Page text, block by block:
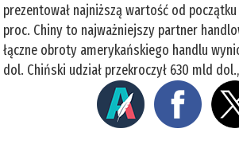
prezentował najniższą wartość od
proc. Chiny to najważniejszy partner
łączne obroty amerykańskiego handlu
dol. Chiński udział przekroczył 630 mld